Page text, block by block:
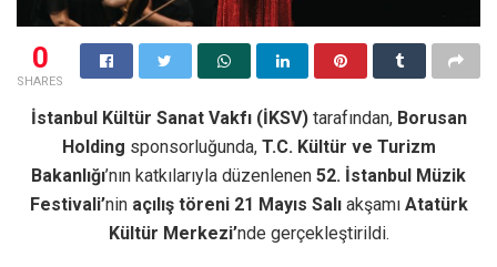
0
SHARES
İstanbul Kültür Sanat Vakfı (İKSV) tarafından, Borusan
Holding sponsorluğunda, T.C. Kültür ve Turizm
Bakanlığı’nın katkılarıyla düzenlenen 52. İstanbul Müzik
Festivali’ninaçılış töreni 21 Mayıs Salı akşamı Atatürk
Kültür Merkezi’nde gerçekleştirildi.